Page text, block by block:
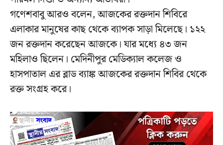
গণেশবাবু আরও বলেন, আজকের রক্তদান শিবিরে
এলাকার মানুষের কাছ থেকে ব্যাপক সাড়া মিলেছে। ১২২
জন রক্তদান করেছেন আজকে। যার মধ্যে ৪৩ জন
মহিলাও ছিলেন। মেদিনীপুর মেডিক্যাল কলেজ ও
হাসপাতাল এর ব্লাড ব্যাঙ্ক আজকের রক্তদান শিবির থেকে
রক্ত সংগ্রহ করে।